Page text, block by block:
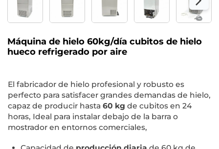
Máquina de hielo 60kg/día cubitos de hielo
hueco refrigerado por aire
El fabricador de hielo profesional y robusto es
perfecto para satisfacer grandes demandas de hielo,
capaz de producir hasta 60 kg de cubitos en 24
horas, Ideal para instalar debajo de la barra o
mostrador en entornos comerciales,